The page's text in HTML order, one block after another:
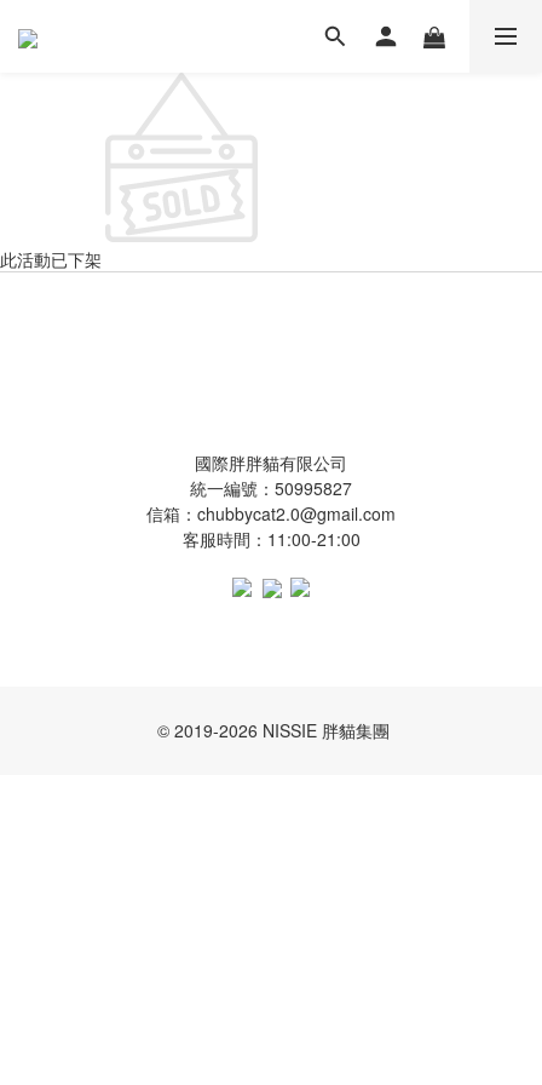
此活動已下架
國際胖胖貓有限公司
統一編號：50995827
信箱：chubbycat2.0@gmail.com
客服時間：11:00-21:00
© 2019-2026 NISSIE 胖貓集團